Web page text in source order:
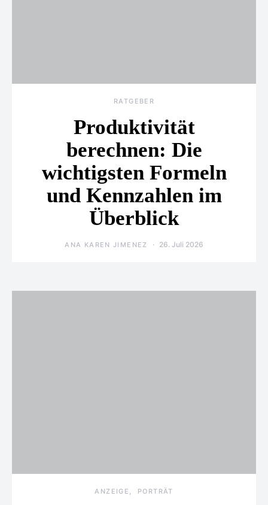
RATGEBER
Produktivität
berechnen: Die
wichtigsten Formeln
und Kennzahlen im
Überblick
ANA KAREN JIMENEZ 26. Juli 2026
ANZEIGE PORTRÄT